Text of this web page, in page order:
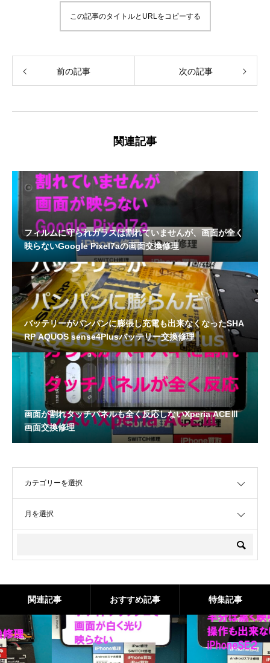
この記事のタイトルとURLをコピーする
前の記事 次の記事
関連記事
フィルムに守られガラスは割れていませんが、画面が全く
映らないGoogle Pixel7aの画面交換修理
バッテリーがパンパンに膨張し充電も出来なくなったSHA
RP AQUOS sense4Plusバッテリー交換修理
画面が割れタッチパネルも全く反応しないXperia ACEⅢ
画面交換修理
関連記事 おすすめ記事 特集記事